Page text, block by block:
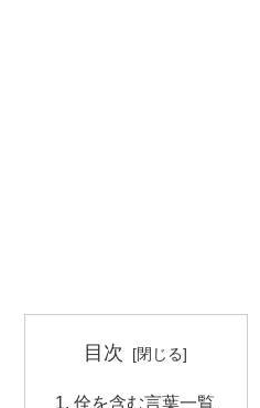
目次
佺を含む言葉一覧